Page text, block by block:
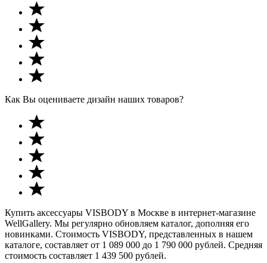
Как Вы оцениваете дизайн наших товаров?
Купить аксессуары VISBODY в Москве в интернет-магазине
WellGallery. Мы регулярно обновляем каталог, дополняя его
новинками. Стоимость VISBODY, представленных в нашем
каталоге, составляет от 1 089 000 до 1 790 000 рублей. Средняя
стоимость составляет 1 439 500 рублей.